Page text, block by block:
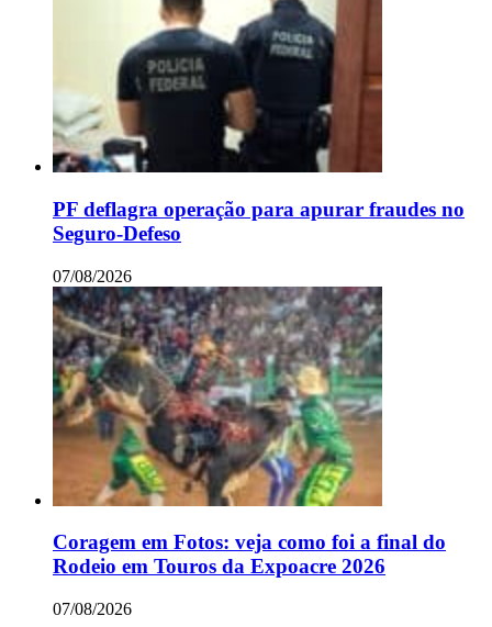
PF deflagra operação para apurar fraudes no
Seguro-Defeso
07/08/2026
Coragem em Fotos: veja como foi a final do
Rodeio em Touros da Expoacre 2026
07/08/2026